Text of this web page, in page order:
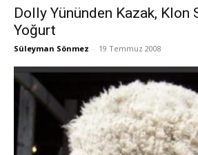
Dolly Yününden Kazak, Klon
Yoğurt
Süleyman Sönmez - 19 Temmuz 2008